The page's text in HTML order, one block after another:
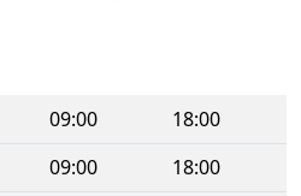
09:00
18:00
09:00
18:00